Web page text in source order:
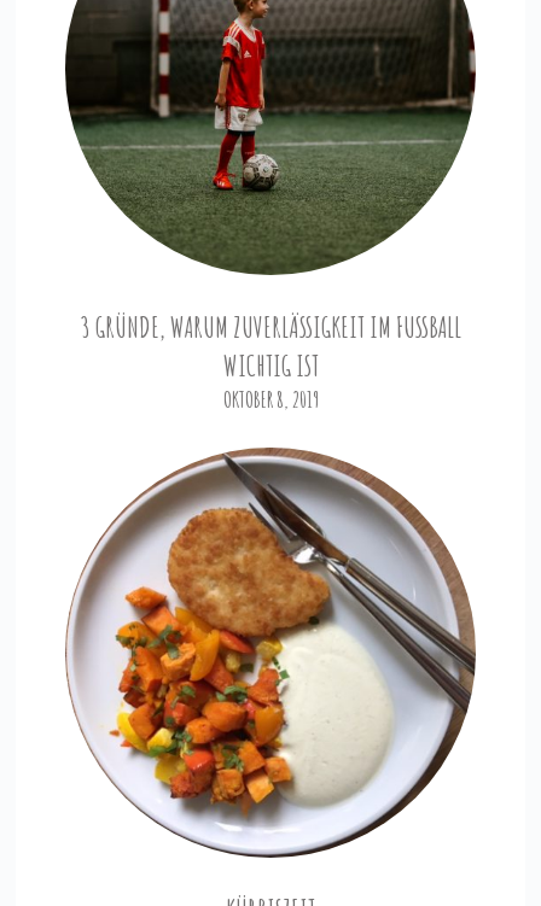
3 GRÜNDE, WARUM ZUVERLÄSSIGKEIT IM FUSSBALL W
ICHTIG IST
OKTOBER 8, 2019